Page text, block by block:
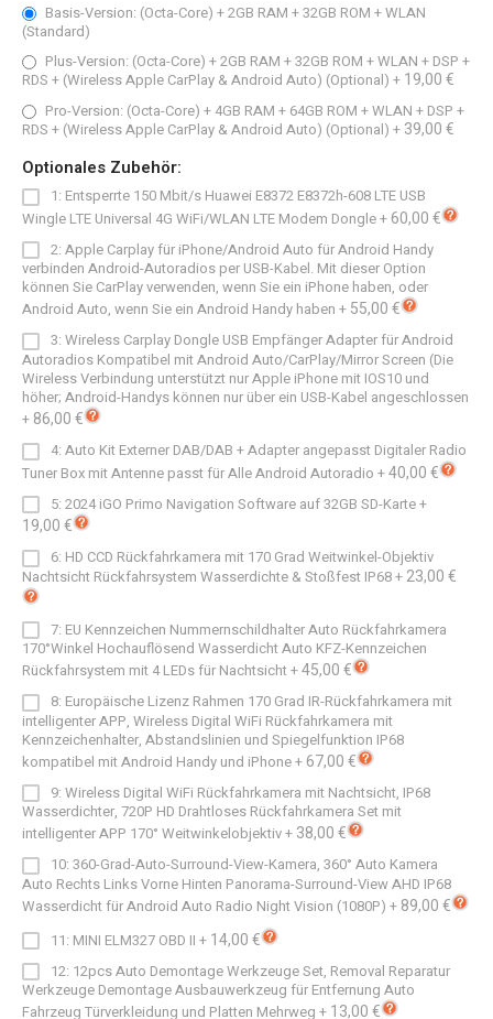
Basis-Version: (Octa-Core) + 2GB RAM + 32GB ROM + WLAN
(Standard)
Plus-Version: (Octa-Core) + 2GB RAM + 32GB ROM + WLAN + DSP +
RDS + (Wireless Apple CarPlay & Android Auto) (Optional) + 19,00 €
Pro-Version: (Octa-Core) + 4GB RAM + 64GB ROM + WLAN + DSP +
RDS + (Wireless Apple CarPlay & Android Auto) (Optional) + 39,00 €
Optionales Zubehör:
1: Entsperrte 150 Mbit/s Huawei E8372 E8372h-608 LTE USB
Wingle LTE Universal 4G WiFi/WLAN LTE Modem Dongle+60,00 €
2: Apple Carplay für iPhone/Android Auto für Android Handy
verbinden Android-Autoradios per USB-Kabel. Mit dieser Option
können Sie CarPlay verwenden, wenn Sie ein iPhone haben, oder
Android Auto, wenn Sie ein Android Handy haben + 55,00 €
3: Wireless Carplay Dongle USB Empfänger Adapter für Android
Autoradios Kompatibel mit Android Auto/CarPlay/Mirror Screen (Die
Wireless Verbindung unterstützt nur Apple iPhone mit IOS10 und
höher; Android-Handys können nur über ein USB-Kabel angeschlossen
+ 86,00 €
4: Auto Kit Externer DAB/DAB + Adapter angepasst Digitaler Radio
Tuner Box mit Antenne passt für Alle Android Autoradio +40,00 €
5: 2024 iGO Primo Navigation Software auf 32GB SD-Karte+
19,00 €
6: HD CCD Rückfahrkamera mit 170 Grad Weitwinkel-Objektiv
Nachtsicht Rückfahrsystem Wasserdichte & Stoßfest IP68+23,00 €
7: EU Kennzeichen Nummernschildhalter Auto Rückfahrkamera
170°Winkel Hochauflösend Wasserdicht Auto KFZ-Kennzeichen
Rückfahrsystem mit 4 LEDs für Nachtsicht+45,00 €
8: Europäische Lizenz Rahmen 170 Grad IR-Rückfahrkamera mit
intelligenter APP, Wireless Digital WiFi Rückfahrkamera mit
Kennzeichenhalter, Abstandslinien und Spiegelfunktion IP68
kompatibel mit Android Handy und iPhone+67,00 €
9: Wireless Digital WiFi Rückfahrkamera mit Nachtsicht, IP68
Wasserdichter, 720P HD Drahtloses Rückfahrkamera Set mit
intelligenter APP 170° Weitwinkelobjektiv+ 38,00 €
10: 360-Grad-Auto-Surround-View-Kamera, 360° Auto Kamera
Auto Rechts Links Vorne Hinten Panorama-Surround-View AHD IP68
Wasserdicht für Android Auto Radio Night Vision (1080P) + 89,00 €
11: MINI ELM327 OBD II + 14,00 €
12: 12pcs Auto Demontage Werkzeuge Set, Removal Reparatur
Werkzeuge Demontage Ausbauwerkzeug für Entfernung Auto
Fahrzeug Türverkleidung und Platten Mehrweg + 13,00 €